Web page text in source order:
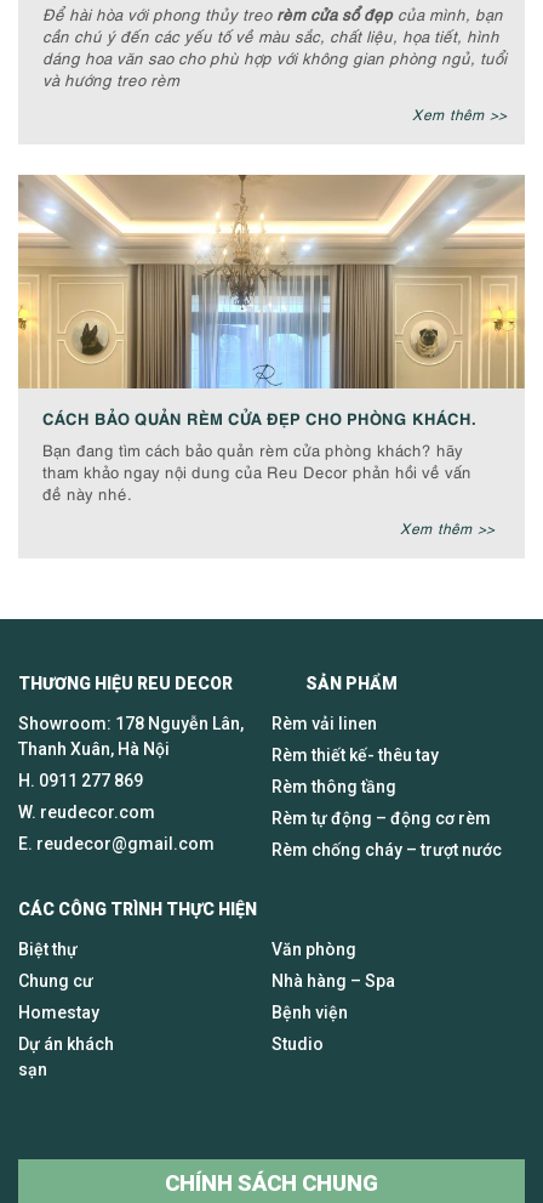
Để hài hòa với phong thủy treo rèm cửa sổ đẹpcủa mình, bạn
cần chú ý đến các yếu tố về màu sắc, chất liệu, họa tiết, hình
dáng hoa văn sao cho phù hợp với không gian phòng ngủ, tuổi
và hướng treo rèm
Xem thêm >>
CÁCH BẢO QUẢN RÈM CỬA ĐẸP CHO PHÒNG KHÁCH.
Bạn đang tìm cách bảo quản rèm cửa phòng khách? hãy
tham khảo ngay nội dung của Reu Decor phản hồi về vấn
đề này nhé.
Xem thêm >>
THƯƠNG HIỆU REU DECOR SẢN PHẨM
Showroom: 178 Nguyễn Lân,
Thanh Xuân, Hà Nội
H. 0911 277 869
W. reudecor.com
E. reudecor@gmail.com
Rèm vải linen
Rèm thiết kế- thêu tay
Rèm thông tầng
Rèm tự động – động cơ rèm
Rèm chống cháy – trượt nước
CÁC CÔNG TRÌNH THỰC HIỆN
Biệt thự
Chung cư
Homestay
Dự án khách
sạn
Văn phòng
Nhà hàng – Spa
Bệnh viện
Studio
CHÍNH SÁCH CHUNG